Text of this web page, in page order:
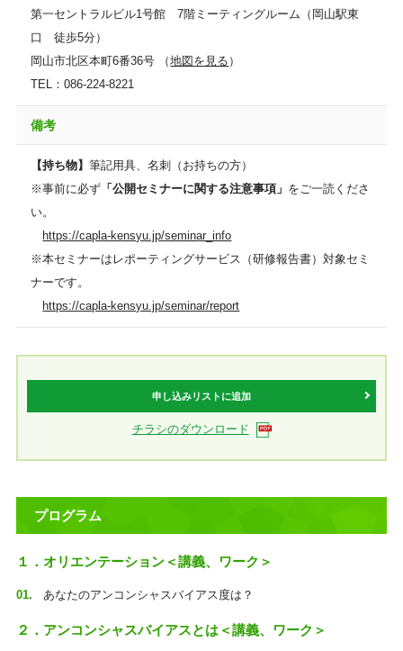
第一セントラルビル1号館 7階ミーティングルーム（岡山駅東
口 徒歩5分）
岡山市北区本町6番36号 （地図を見る ）
TEL：086-224-8221
備考
【持ち物】筆記用具、名刺（お持ちの方）
※事前に必ず 「公開セミナーに関する注意事項」 をご一読くださ
い。
https://capla-kensyu.jp/seminar_info
※本セミナーはレポーティングサービス（研修報告書）対象セミ
ナーです。
https://capla-kensyu.jp/seminar/report
申し込みリストに追加
チラシのダウンロード
プログラム
１．オリエンテーション＜講義、ワーク＞
あなたのアンコンシャスバイアス度は？
２．アンコンシャスバイアスとは＜講義、ワーク＞